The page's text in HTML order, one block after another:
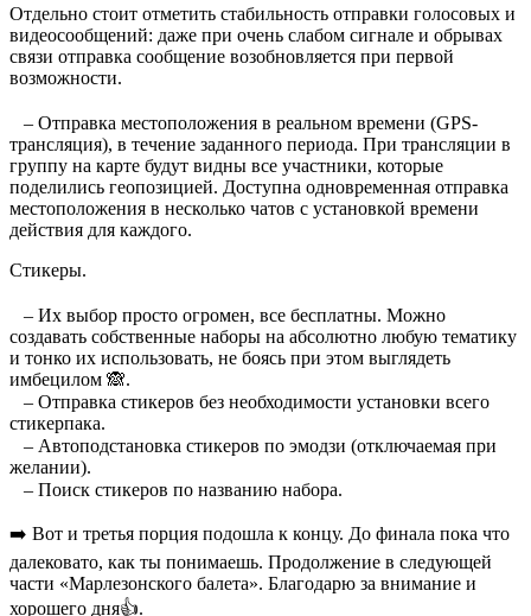
Отдельно стоит отметить стабильность отправки голосовых и
видеосообщений: даже при очень слабом сигнале и обрывах
связи отправка сообщение возобновляется при первой
возможности.
⠀– Отправка местоположения в реальном времени (GPS-
трансляция), в течение заданного периода. При трансляции в
группу на карте будут видны все участники, которые
поделились геопозицией. Доступна одновременная отправка
местоположения в несколько чатов с установкой времени
действия для каждого.
Стикеры.
⠀– Их выбор просто огромен, все бесплатны. Можно
создавать собственные наборы на абсолютно любую тематику
и тонко их использовать, не боясь при этом выглядеть
имбецилом 🙈.
⠀– Отправка стикеров без необходимости установки всего
стикерпака.
⠀– Автоподстановка стикеров по эмодзи (отключаемая при
желании).
⠀– Поиск стикеров по названию набора.
➡️ Вот и третья порция подошла к концу. До финала пока что
далековато, как ты понимаешь. Продолжение в следующей
части «Марлезонского балета». Благодарю за внимание и
хорошего дня👍.